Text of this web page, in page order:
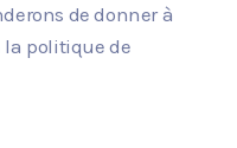
de donner à
politique de